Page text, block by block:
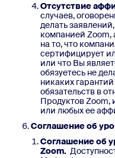
Отсутствие
случаев,
делать
компанией Zoom,
на то, что
сертифицирует
или что Вы
обязуетесь не
никаких
обязательств в
Продуктов Zoom,
или любых ее
Соглашение об
Соглашение об
Zoom.